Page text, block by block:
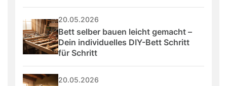
20.05.2026
Bett selber bauen leicht gemacht –
Dein individuelles DIY-Bett Schritt
für Schritt
20.05.2026